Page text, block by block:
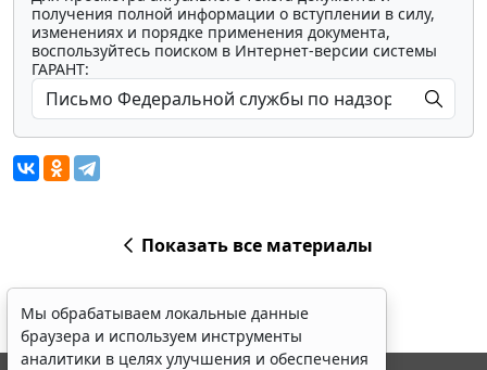
получения полной информации о вступлении в силу,
изменениях и порядке применения документа,
воспользуйтесь поиском в Интернет-версии системы
ГАРАНТ:
Показать все материалы
Мы обрабатываем локальные данные
браузера и используем инструменты
аналитики в целях улучшения и обеспечения